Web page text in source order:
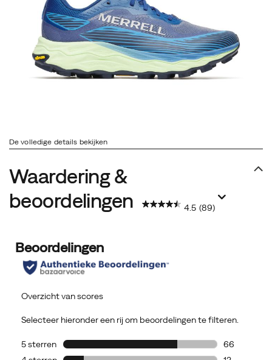
De volledige details bekijken
Waardering &
beoordelingen
4.5 (89)